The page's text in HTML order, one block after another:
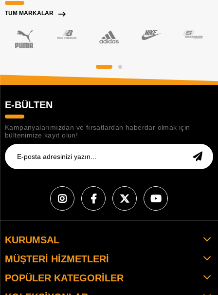
TÜM MARKALAR
E-BÜLTEN
Kampanyalarımızdan ve fırsatlardan haberdar olmak için
bültenimize kayıt olun!
KURUMSAL
MÜŞTERI HIZMETLERI
POPÜLER KATEGORILER